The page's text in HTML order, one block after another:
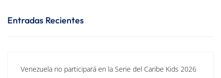
Entradas Recientes
Venezuela no participará en la Serie del Caribe Kids 2026